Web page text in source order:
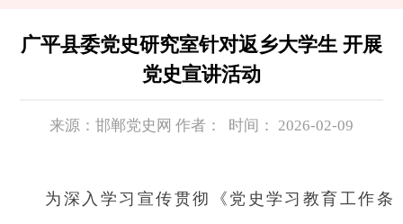
广平县委党史研究室针对返乡大学生 开展
党史宣讲活动
来源：邯郸党史网 作者： 时间： 2026-02-09
为深入学习宣传贯彻《党史学习教育工作条